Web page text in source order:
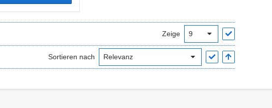
Zeige
Sortieren nach